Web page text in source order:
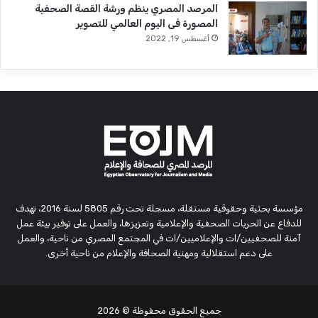
المرصد المصري ينظم ورشة القصة الصحفية
المصورة فى اليوم العالمي للتصوير
أغسطس 19, 2022
مؤسسة بحثية وحقوقية مستقلة، مسجلة تحت رقم 5805 لسنة 2016، تهدف
للدفاع عن الحريات الصحفية والإعلامية وتعزيزها، والعمل على توفير بيئة عمل
آمنة للصحفيين/ات والإعلاميين/ات في المجتمع المصري من ناحية، والعمل
على دعم استقلالية ومهنية الصحافة والإعلام من ناحية أخرى.
جميع الحقوق محفوظة © 2026